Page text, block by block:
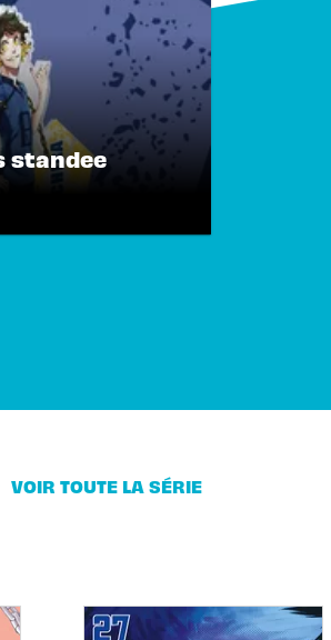
standee
VOIR TOUTE LA SÉRIE